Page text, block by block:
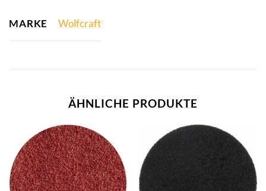
MARKE Wolfcraft
ÄHNLICHE PRODUKTE